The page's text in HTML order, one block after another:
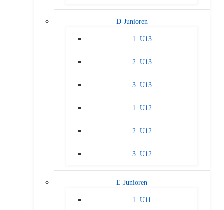
D-Junioren
1. U13
2. U13
3. U13
1. U12
2. U12
3. U12
E-Junioren
1. U11